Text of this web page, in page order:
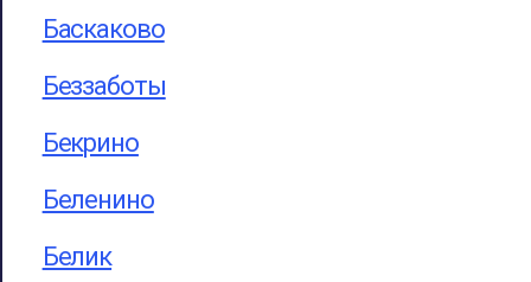
Баскаково
Беззаботы
Бекрино
Беленино
Белик